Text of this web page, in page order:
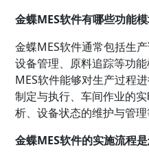
金蝶MES软件有哪些功能模
金蝶MES软件通常包括生
设备管理、原料追踪等功
MES软件能够对生产过程
制定与执行、车间作业的
析、设备状态的维护与管理
金蝶MES软件的实施流程